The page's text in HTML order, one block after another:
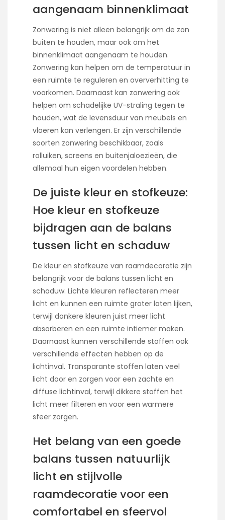
aangenaam binnenklimaat
Zonwering is niet alleen belangrijk om de zon
buiten te houden, maar ook om het
binnenklimaat aangenaam te houden.
Zonwering kan helpen om de temperatuur in
een ruimte te reguleren en oververhitting te
voorkomen. Daarnaast kan zonwering ook
helpen om schadelijke UV-straling tegen te
houden, wat de levensduur van meubels en
vloeren kan verlengen. Er zijn verschillende
soorten zonwering beschikbaar, zoals
rolluiken, screens en buitenjaloezieën, die
allemaal hun eigen voordelen hebben.
De juiste kleur en stofkeuze:
Hoe kleur en stofkeuze
bijdragen aan de balans
tussen licht en schaduw
De kleur en stofkeuze van raamdecoratie zijn
belangrijk voor de balans tussen licht en
schaduw. Lichte kleuren reflecteren meer
licht en kunnen een ruimte groter laten lijken,
terwijl donkere kleuren juist meer licht
absorberen en een ruimte intiemer maken.
Daarnaast kunnen verschillende stoffen ook
verschillende effecten hebben op de
lichtinval. Transparante stoffen laten veel
licht door en zorgen voor een zachte en
diffuse lichtinval, terwijl dikkere stoffen het
licht meer filteren en voor een warmere
sfeer zorgen.
Het belang van een goede
balans tussen natuurlijk
licht en stijlvolle
raamdecoratie voor een
comfortabel en sfeervol